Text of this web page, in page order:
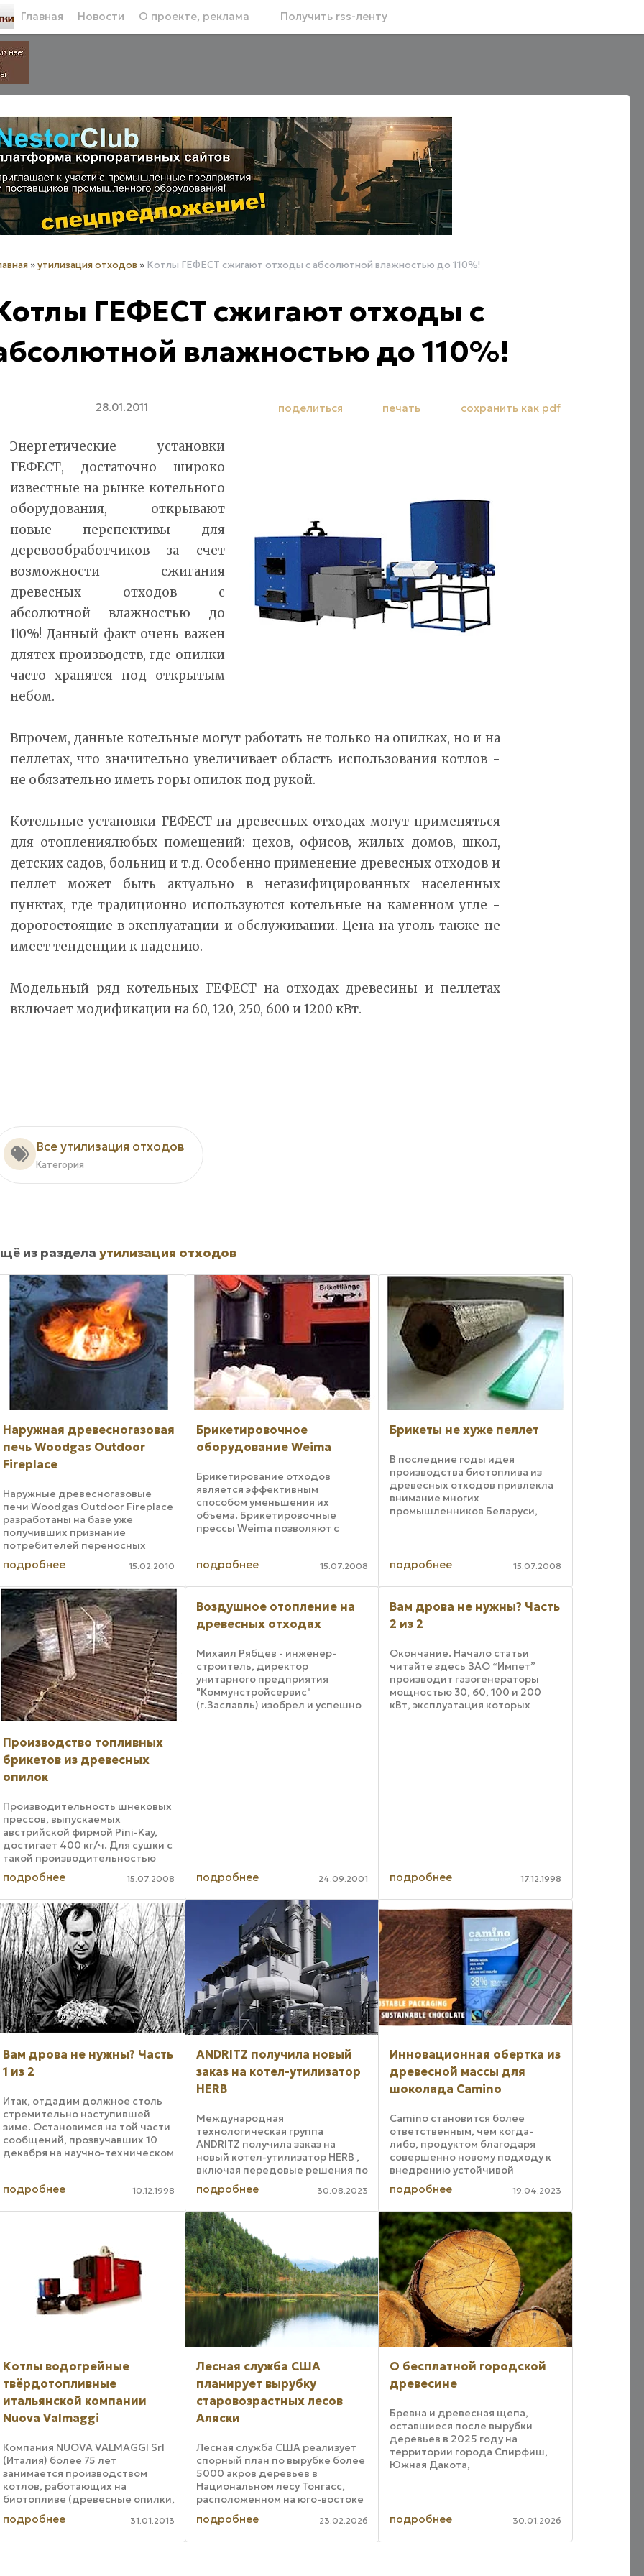
Главная Новости О проекте, реклама Получить rss-ленту
»утилизация отходов » Котлы ГЕФЕСТ сжигают отходы с абсолютной влажностью до 110%!
ГЕФЕСТ сжигают отходы с
влажностью до 110%!
28.01.2011 поделиться печать сохранить как pdf
Энергетические установки
ГЕФЕСТ, достаточно широко
известные на рынке котельного
оборудования, открывают
новые перспективы для
деревообработчиков за счет
возможности сжигания
древесных отходов с
абсолютной влажностью до
110%! Данный факт очень важен
длятех производств, где опилки
часто хранятся под открытым
небом.
Впрочем, данные котельные могут работать не только на опилках, но и на
пеллетах, что значительно увеличивает область использования котлов -
не обязательно иметь горы опилок под рукой.
Котельные установки ГЕФЕСТ на древесных отходах могут применяться
для отоплениялюбых помещений: цехов, офисов, жилых домов, школ,
детских садов, больниц и т.д. Особенно применение древесных отходов и
пеллет может быть актуально в негазифицированных населенных
пунктах, где традиционно используются котельные на каменном угле -
дорогостоящие в эксплуатации и обслуживании. Цена на уголь также не
имеет тенденции к падению.
Модельный ряд котельных ГЕФЕСТ на отходах древесины и пеллетах
включает модификации на 60, 120, 250, 600 и 1200 кВт.
Все утилизация отходов
Категория
из раздела утилизация отходов
Наружная древесногазовая
печь Woodgas Outdoor
Fireplace
Наружные древесногазовые
печи Woodgas Outdoor Fireplace
разработаны на базе уже
получивших признание
потребителей переносных
печей LE и XL. Компания Spenton
приступила к массовому выпуску
новых наружных
древесногазовых печей,
предназначенных для ...
подробнее 15.02.2010
Брикетировочное
оборудование Weima
Брикетирование отходов
является эффективным
способом уменьшения их
объема. Брикетировочные
прессы Weima позволяют с
брикеты из отходов древесины:
подробнее 15.07.2008
Брикеты не хуже пеллет
В последние годы идея
производства биотоплива из
древесных отходов привлекла
внимание многих
промышленников Беларуси,
различным оценкам,
ископаемых ...
подробнее 15.07.2008
Производство топливных
брикетов из древесных
опилок
Производительность шнековых
прессов, выпускаемых
австрийской фирмой Pini-Kay,
достигает 400 кг/ч. Для сушки с
такой производительностью
требуется мощность около 400
кВт. Оптимальной оказалась
схема с использованием
теплогенераторов тепловой ...
подробнее 15.07.2008
Воздушное отопление на
древесных отходах
Михаил Рябцев - инженер-
строитель, директор
унитарного предприятия
"Коммунстройсервис"
(г.Заславль) изобрел и успешно
подробнее 24.09.2001
Вам дрова не нужны? Часть
2 из 2
Окончание. Начало статьи
читайте здесь ЗАО “Импет”
производит газогенераторы
мощностью 30, 60, 100 и 200
кВт, эксплуатация которых
подробнее 17.12.1998
Вам дрова не нужны? Часть
1 из 2
Итак, отдадим должное столь
стремительно наступившей
зиме. Остановимся на той части
сообщений, прозвучавших 10
декабря на научно-техническом
и материалы в строительстве",
подробнее 10.12.1998
ANDRITZ получила новый
заказ на котел-утилизатор
HERB
Международная
технологическая группа
ANDRITZ получила заказ на
новый котел-утилизатор HERB ,
включая передовые решения по
цифровизации, который будет
установлен на целлюлозно-
бумажном комбинате Moorim P
&P в Ульсане, Южная Корея. Эта
поставка ...
подробнее 30.08.2023
Инновационная обертка из
древесной массы для
шоколада Camino
Camino становится более
ответственным, чем когда-
либо, продуктом благодаря
совершенно новому подходу к
внедрению устойчивой
биоразлагаемой обертки из
древесной массы для таких
пищевых продуктов, как
шоколад. Теперь новая
биоразлагаемая и ...
подробнее 19.04.2023
Котлы водогрейные
твёрдотопливные
итальянской компании
Nuova Valmaggi
Компания NUOVA VALMAGGI Srl
(Италия) более 75 лет
занимается производством
котлов, работающих на
биотопливе (древесные опилки,
щепа, торфяные брикеты,
древесные гранулы (пиллеты) и
подробнее 31.01.2013
Лесная служба США
планирует вырубку
старовозрастных лесов
Аляски
Лесная служба США реализует
спорный план по вырубке более
5000 акров деревьев в
Национальном лесу Тонгасс,
расположенном на юго-востоке
Аляски. В прошлом месяце
Лесная служба опубликовала
подробнее 23.02.2026
О бесплатной городской
древесине
Бревна и древесная щепа,
оставшиеся после вырубки
деревьев в 2025 году на
территории города Спирфиш,
Южная Дакота,
древесина является частью
использования ...
подробнее 30.01.2026